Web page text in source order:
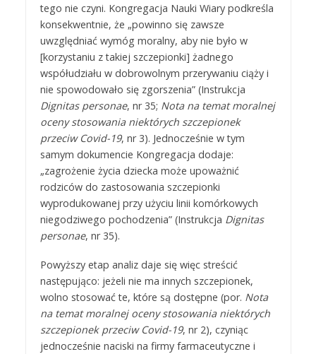
tego nie czyni. Kongregacja Nauki Wiary podkreśla
konsekwentnie, że „powinno się zawsze
uwzględniać wymóg moralny, aby nie było w
[korzystaniu z takiej szczepionki] żadnego
współudziału w dobrowolnym przerywaniu ciąży i
nie spowodowało się zgorszenia” (Instrukcja
Dignitas personae, nr 35; Nota na temat moralnej
oceny stosowania niektórych szczepionek
przeciw Covid-19, nr 3). Jednocześnie w tym
samym dokumencie Kongregacja dodaje:
„zagrożenie życia dziecka może upoważnić
rodziców do zastosowania szczepionki
wyprodukowanej przy użyciu linii komórkowych
niegodziwego pochodzenia” (Instrukcja Dignitas
personae, nr 35).
Powyższy etap analiz daje się więc streścić
następująco: jeżeli nie ma innych szczepionek,
wolno stosować te, które są dostępne (por. Nota
na temat moralnej oceny stosowania niektórych
szczepionek przeciw Covid-19, nr 2), czyniąc
jednocześnie naciski na firmy farmaceutyczne i